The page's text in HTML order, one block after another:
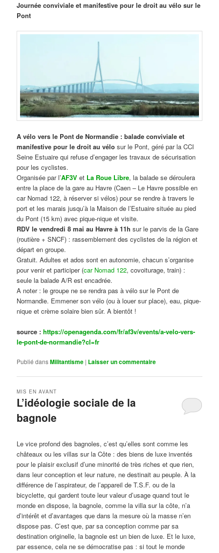
Journée conviviale et manifestive pour le droit au vélo sur le
Pont
A vélo vers le Pont de Normandie : balade conviviale et
manifestive pour le droit au vélo sur le Pont, géré par la CCI
Seine Estuaire qui refuse d’engager les travaux de sécurisation
pour les cyclistes.
Organisée par l’AF3V et La Roue Libre, la balade se déroulera
entre la place de la gare au Havre (Caen – Le Havre possible en
car Nomad 122, à réserver si vélos) pour se rendre à travers le
port et les marais jusqu’à la Maison de l’Estuaire située au pied
du Pont (15 km) avec pique-nique et visite.
RDV le vendredi 8 mai au Havre à 11h sur le parvis de la Gare
(routière + SNCF) : rassemblement des cyclistes de la région et
départ en groupe.
Gratuit. Adultes et ados sont en autonomie, chacun s’organise
pour venir et participer (car Nomad 122, covoiturage, train) :
seule la balade A/R est encadrée.
A noter : le groupe ne se rendra pas à vélo sur le Pont de
Normandie. Emmener son vélo (ou à louer sur place), eau, pique-
nique et crème solaire bien sûr. A bientôt !
source :https://openagenda.com/fr/af3v/events/a-velo-vers-
le-pont-de-normandie?cl=fr
Publié dansMilitantisme | Laisser un commentaire
L’idéologie sociale de la
bagnole
MIS EN AVANT
Le vice profond des bagnoles, c’est qu’elles sont comme les
châteaux ou les villas sur la Côte : des biens de luxe inventés
pour le plaisir exclusif d’une minorité de très riches et que rien,
dans leur conception et leur nature, ne destinait au peuple. À la
différence de l’aspirateur, de l’appareil de T.S.F. ou de la
bicyclette, qui gardent toute leur valeur d’usage quand tout le
monde en dispose, la bagnole, comme la villa sur la côte, n’a
d’intérêt et d’avantages que dans la mesure où la masse n’en
dispose pas. C’est que, par sa conception comme par sa
destination originelle, la bagnole est un bien de luxe. Et le luxe,
par essence, cela ne se démocratise pas : si tout le monde